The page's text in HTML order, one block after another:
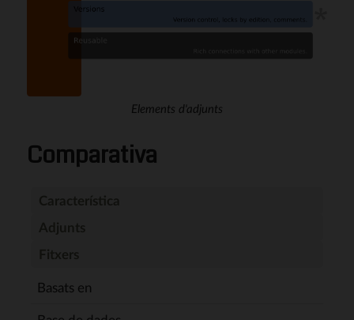
Elements d'adjunts
Comparativa
Característica
Adjunts
Fitxers
Basats en